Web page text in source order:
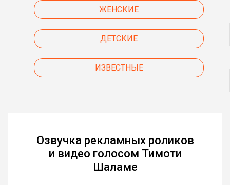
ЖЕНСКИЕ
ДЕТСКИЕ
ИЗВЕСТНЫЕ
Озвучка рекламных роликов
и видео голосом Тимоти
Шаламе